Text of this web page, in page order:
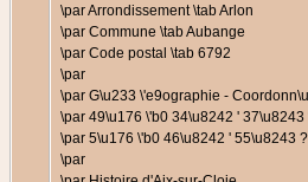
\par Arrondissement \tab Arlon
\par Commune \tab Aubange
\par Code postal \tab 6792
\par
\par G\u233 \'e9ographie -
\par 49\u176 \'b0 34\u8242 ' 37\u8243
\par 5\u176 \'b0 46\u8242 ' 55\u8243
\par